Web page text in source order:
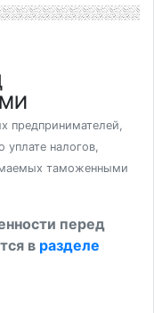
предпринимателей,
уплате налогов,
таможенными
перед
в разделе